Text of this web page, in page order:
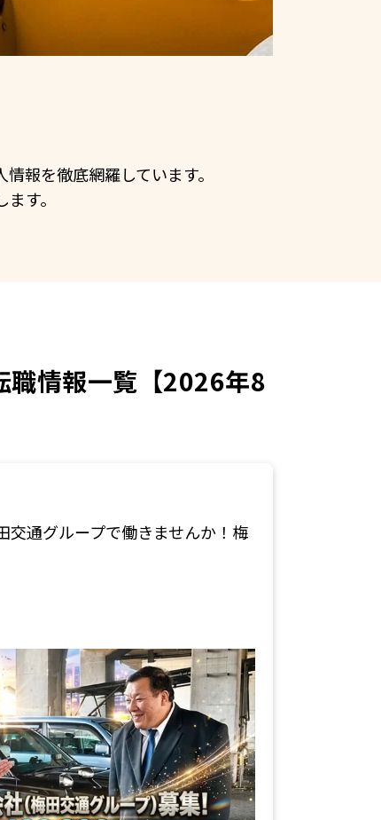
報を徹底網羅しています。
す。
職情報一覧【2026年8
通グループで働きませんか！梅